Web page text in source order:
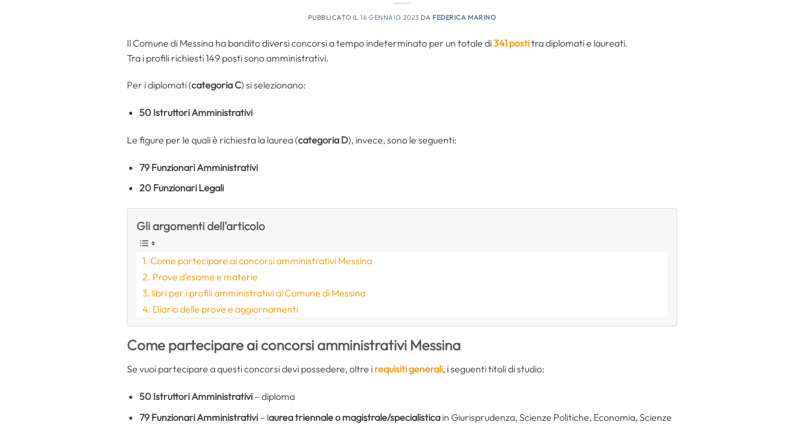
PUBBLICATO IL16 GENNAIO 2023 DA FEDERICA MARINO
Il Comune di Messina ha bandito diversi concorsi a tempo indeterminato per un totale di341 postitra diplomati e laureati.
Tra i profili richiesti 149 posti sono amministrativi.
Per i diplomati (categoria C) si selezionano:
50 Istruttori Amministrativi
Le figure per le quali è richiesta la laurea (categoria D), invece, sono le seguenti:
79 Funzionari Amministrativi
20 Funzionari Legali
Gli argomenti dell'articolo
Come partecipare ai concorsi amministrativi Messina
Prove d’esame e materie
libri per i profili amministrativi al Comune di Messina
Diario delle prove e aggiornamenti
Come partecipare ai concorsi amministrativi Messina
Se vuoi partecipare a questi concorsi devi possedere, oltre i requisiti generali, i seguenti titoli di studio:
50 Istruttori Amministrativi– diploma
79 Funzionari Amministrativi– laurea triennale o magistrale/specialistica in Giurisprudenza, Scienze Politiche, Economia, Scienze